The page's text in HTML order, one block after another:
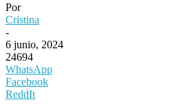
Por
Cristina
-
6 junio, 2024
24694
WhatsApp
Facebook
ReddIt